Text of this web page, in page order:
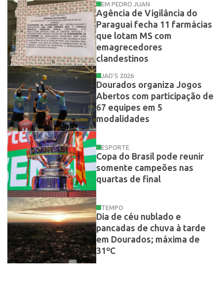
EM PEDRO JUAN
Agência de Vigilância do
Paraguai fecha 11 farmácias
que lotam MS com
emagrecedores
clandestinos
JAD'S 2026
Dourados organiza Jogos
Abertos com participação de
67 equipes em 5
modalidades
ESPORTE
Copa do Brasil pode reunir
somente campeões nas
quartas de final
TEMPO
Dia de céu nublado e
pancadas de chuva à tarde
em Dourados; máxima de
31ºC